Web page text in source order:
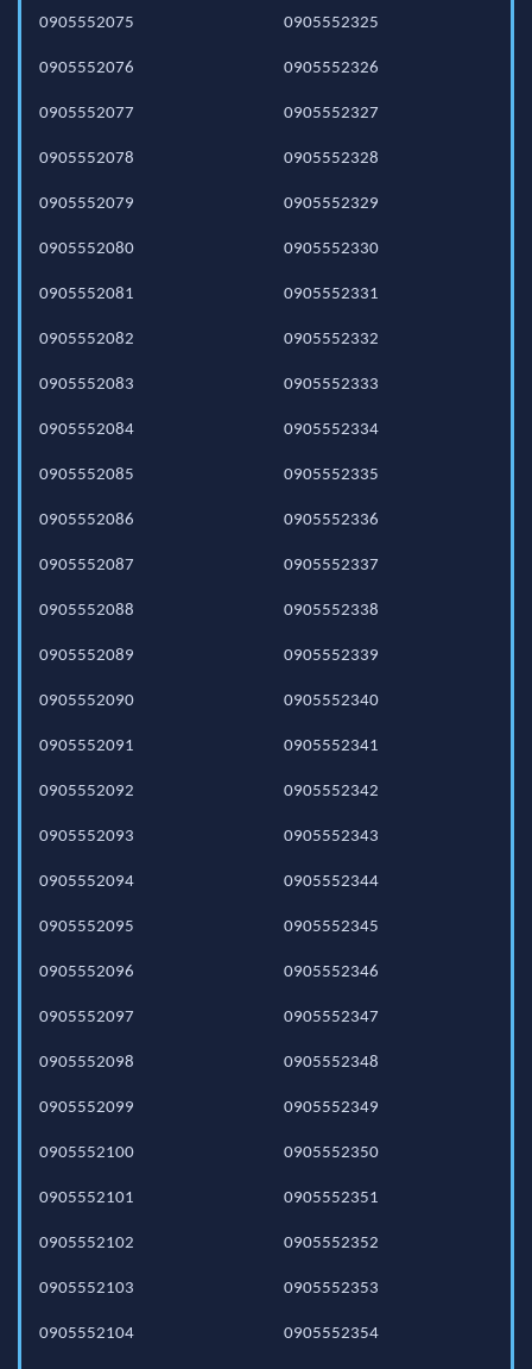
0905552075
0905552076
0905552077
0905552078
0905552079
0905552080
0905552081
0905552082
0905552083
0905552084
0905552085
0905552086
0905552087
0905552088
0905552089
0905552090
0905552091
0905552092
0905552093
0905552094
0905552095
0905552096
0905552097
0905552098
0905552099
0905552100
0905552101
0905552102
0905552103
0905552104
0905552325
0905552326
0905552327
0905552328
0905552329
0905552330
0905552331
0905552332
0905552333
0905552334
0905552335
0905552336
0905552337
0905552338
0905552339
0905552340
0905552341
0905552342
0905552343
0905552344
0905552345
0905552346
0905552347
0905552348
0905552349
0905552350
0905552351
0905552352
0905552353
0905552354